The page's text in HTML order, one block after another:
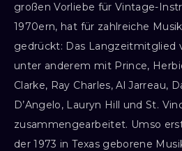
großen Vorliebe für Vintage-
1970ern, hat für zahlreiche
gedrückt: Das Langzeitmitglied
unter anderem mit Prince,
Clarke, Ray Charles, Al Jarreau,
D’Angelo, Lauryn Hill und St.
zusammengearbeitet. Umso
der 1973 in Texas geborene